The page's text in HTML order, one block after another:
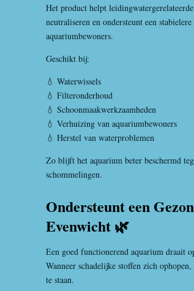
Het product helpt
neutraliseren en ondersteunt een
aquariumbewoners.
Geschikt bij:
💧 Waterwissels
💧 Filteronderhoud
💧 Schoonmaakwerkzaamheden
💧 Verhuizing van aquariumbewoners
💧 Herstel van waterproblemen
Zo blijft het aquarium beter beschermd
schommelingen.
Ondersteunt een
Evenwicht 🌿
Een goed functionerend aquarium draait
Wanneer schadelijke stoffen zich
te staan.